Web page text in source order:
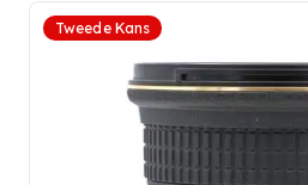
Tweede Kans